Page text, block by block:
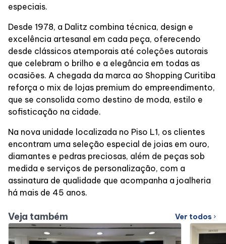
especiais.
Desde 1978, a Dalitz combina técnica, design e
excelência artesanal em cada peça, oferecendo
desde clássicos atemporais até coleções autorais
que celebram o brilho e a elegância em todas as
ocasiões. A chegada da marca ao Shopping Curitiba
reforça o mix de lojas premium do empreendimento,
que se consolida como destino de moda, estilo e
sofisticação na cidade.
Na nova unidade localizada no Piso L1, os clientes
encontram uma seleção especial de joias em ouro,
diamantes e pedras preciosas, além de peças sob
medida e serviços de personalização, com a
assinatura de qualidade que acompanha a joalheria
há mais de 45 anos.
Veja também Ver todos chevron_right